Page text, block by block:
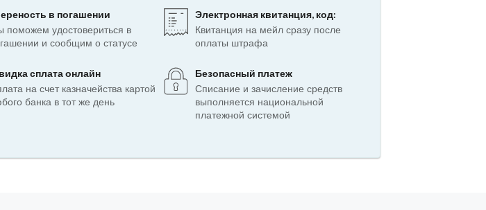
в погашении
поможем удостовериться в
и сообщим о статусе
Электронная квитанция, код:
Квитанция на мейл сразу после
оплаты штрафа
сплата онлайн
на счет казначейства картой
банка в тот же день
Безопасный платеж
Списание и зачисление средств
выполняется национальной
платежной системой